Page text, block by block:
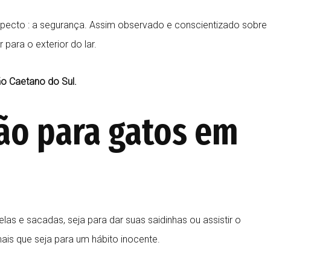
: a segurança. Assim observado e conscientizado sobre
para o exterior do lar.
Caetano do Sul.
para gatos em
e sacadas, seja para dar suas saidinhas ou assistir o
que seja para um hábito inocente.